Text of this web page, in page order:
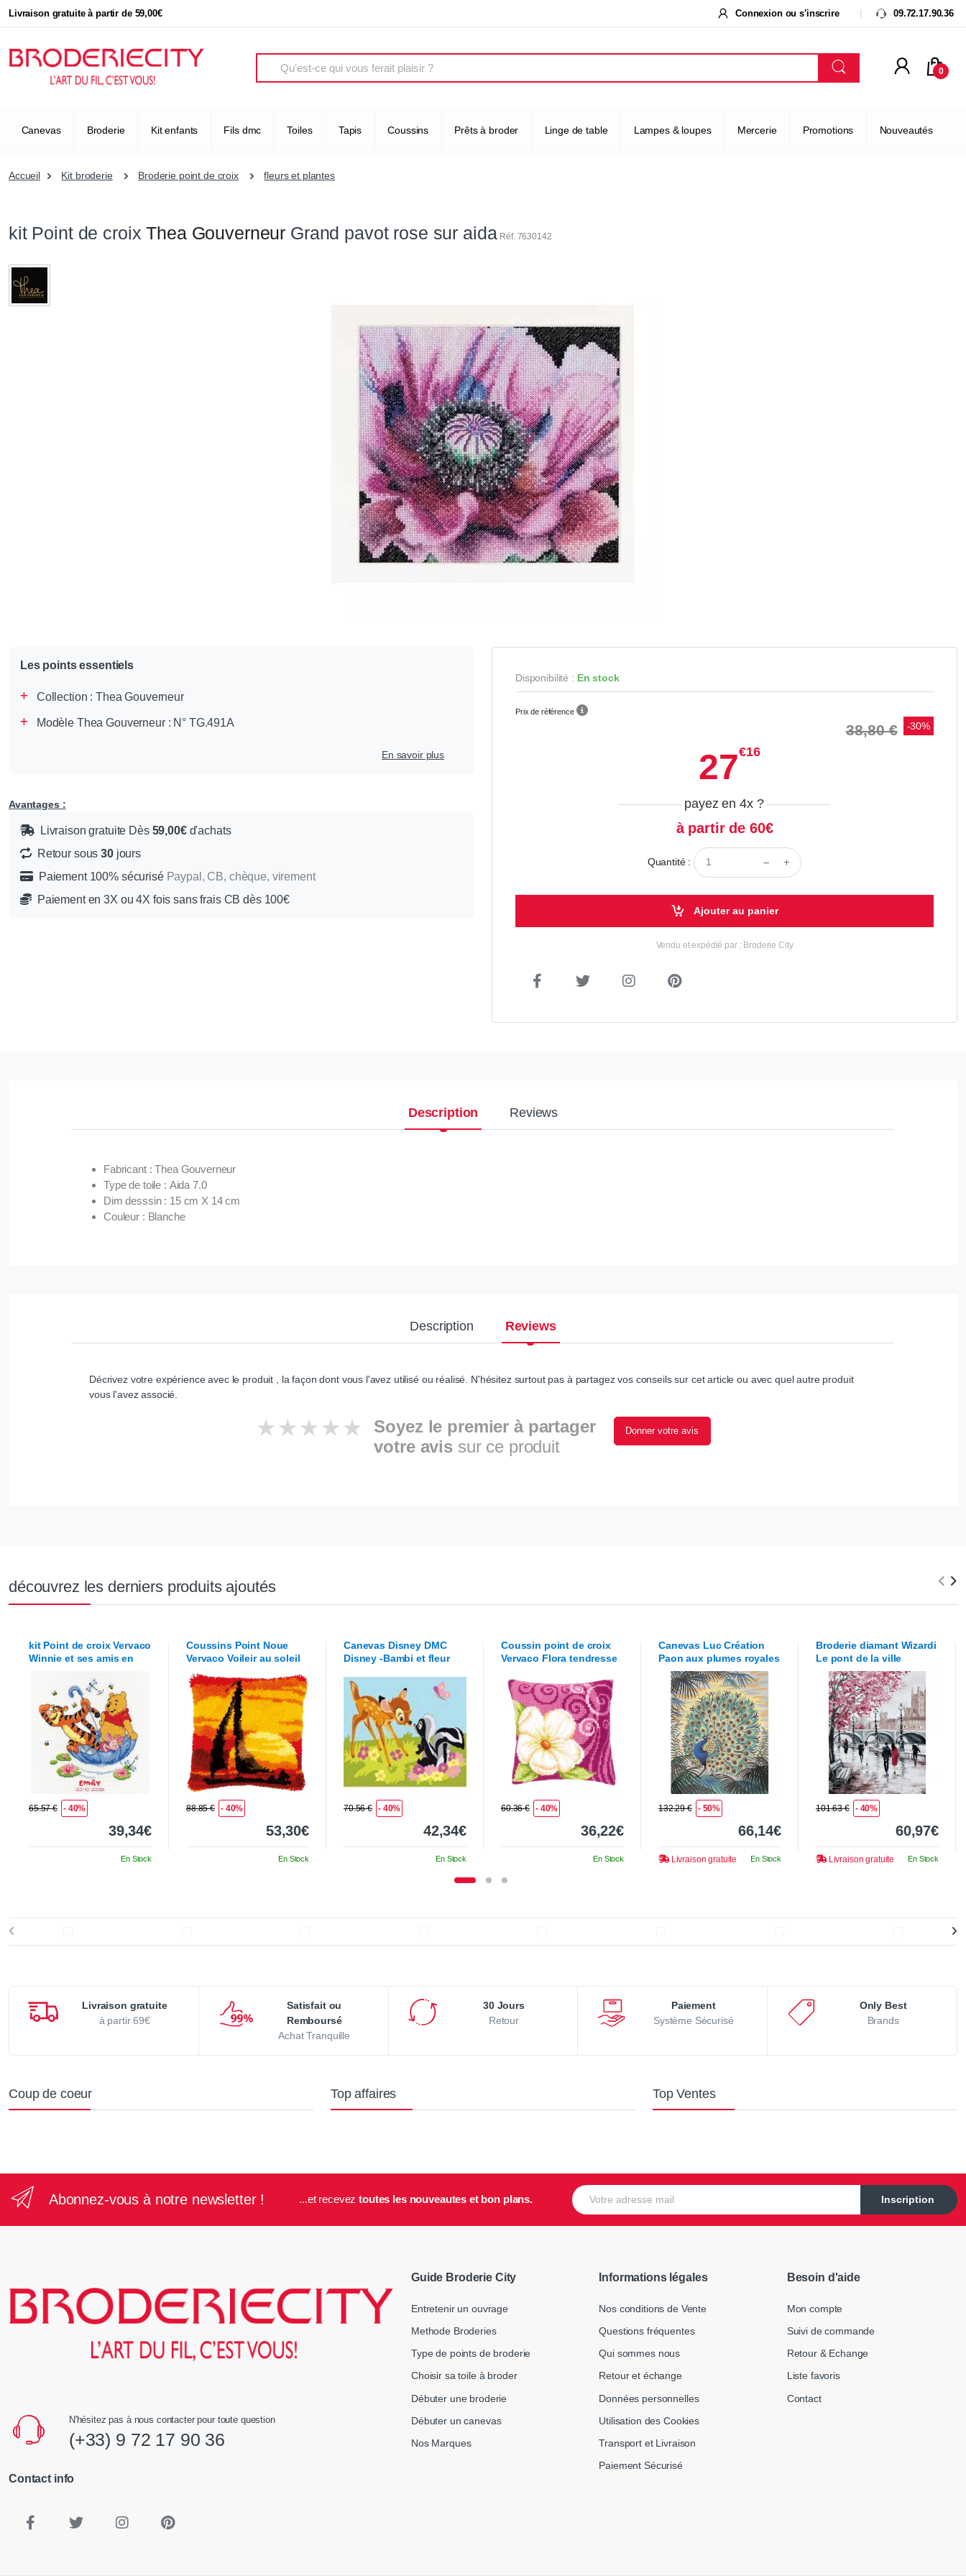
Livraison gratuite à partir de 59,00€ Connexion ou s'inscrire 09.72.17.90.36
0
Canevas Broderie Kit enfants Fils dmc Toiles Tapis Coussins Prêts à broder Linge de table Lampes & loupes Mercerie Promotions Nouveautés
Accueil Kit broderie Broderie point de croix fleurs et plantes
kit Point de croixThea Gouverneur Grand pavot rose sur aida Réf. 7630142
Les points essentiels
Collection : Thea Gouverneur
Modèle Thea Gouverneur : N° TG.491A
En savoir plus
Avantages :
Livraison gratuite Dès 59,00€d'achats
Retour sous30jours
Paiement 100% sécurisé Paypal, CB, chèque, virement
Paiement en 3X ou 4X fois sans frais CB dès 100€
Disponibilité : En stock
Prix de référence
38,80 € -30%
27€16
payez en 4x ?
à partir de 60€
Quantité :
Ajouter au panier
Vendu et expédié par : Broderie City
Description Reviews
Fabricant : Thea Gouverneur
Type de toile : Aida 7.0
Dim desssin : 15 cm X 14 cm
Couleur : Blanche
Description Reviews
Décrivez votre expérience avec le produit , la façon dont vous l'avez utilisé ou réalisé. N'hésitez surtout pas à partagez vos conseils sur cet article ou avec quel autre produit
vous l'avez associé.
Soyez le premier à partager
votre avis sur ce produit
Donner votre avis
découvrez les derniers produits ajoutés
kit Point de croixVervaco
Winnie et ses amis en
65.57 € - 40%
39,34€
En Stock
Coussins Point Noue
Vervaco Voileir au soleil
couchant
88.85 € - 40%
53,30€
En Stock
Canevas Disney DMC
Disney -Bambi et fleur
70.56 € - 40%
42,34€
En Stock
Coussin point de croix
Vervaco Flora tendresse
60.36 € - 40%
36,22€
En Stock
Canevas Luc Création
Paon aux plumes royales
132.29 € - 50%
66,14€
Livraison gratuite En Stock
Broderie diamant Wizardi
Le pont de la ville
101.63 € - 40%
60,97€
Livraison gratuite En Stock
Livraison gratuite
à partir 69€
Satisfait ou
Remboursé
Achat Tranquille
30 Jours
Retour
Paiement
Système Sécurisé
Only Best
Brands
Coup de coeur Top affaires Top Ventes
Abonnez-vous à notre newsletter ! ...et receveztoutes les nouveautes et bon plans.
E-mail
Inscription
N'hésitez pas à nous contacter pour toute question
(+33) 9 72 17 90 36
Contact info
Guide Broderie City
Entretenir un ouvrage
Methode Broderies
Type de points de broderie
Choisir sa toile à broder
Débuter une broderie
Débuter un canevas
Nos Marques
Informations légales
Nos conditions de Vente
Questions fréquentes
Qui sommes nous
Retour et échange
Données personnelles
Utilisation des Cookies
Transport et Livraison
Paiement Sécurisé
Besoin d'aide
Mon compte
Suivi de commande
Retour & Echange
Liste favoris
Contact